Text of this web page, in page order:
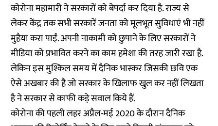
कोरोना महामारी ने सरकारों को बेपर्दा कर दिया है. राज्य से
लेकर केंद्र तक सभी सरकारें जनता को मूलभूत सुविधाएं भी नहीं
मुहैया करा पाईं. अपनी नाकामी को छुपाने के लिए सरकारों ने
मीडिया को प्रभावित करने का काम हमेशा की तरह जारी रखा है.
लेकिन इस मुश्किल समय में दैनिक भास्कर जिसकी छवि एक
ऐसे अखबार की है जो सरकार के खिलाफ खुल कर नहीं लिखता
है ने सरकार से काफी कड़े सवाल किये हैं.
कोरोना की पहली लहर अप्रैल-मई 2020 के दौरान दैनिक